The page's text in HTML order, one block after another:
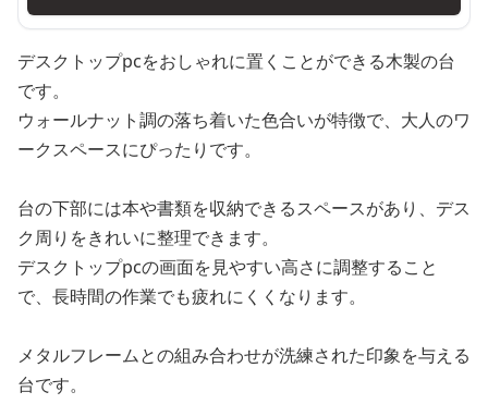
デスクトップpcをおしゃれに置くことができる木製の台
です。
ウォールナット調の落ち着いた色合いが特徴で、大人のワ
ークスペースにぴったりです。
台の下部には本や書類を収納できるスペースがあり、デス
ク周りをきれいに整理できます。
デスクトップpcの画面を見やすい高さに調整すること
で、長時間の作業でも疲れにくくなります。
メタルフレームとの組み合わせが洗練された印象を与える
台です。